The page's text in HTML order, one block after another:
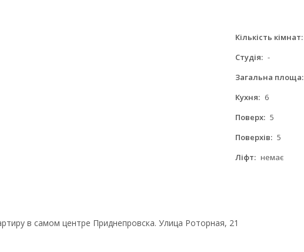
Кількість кімнат:
Студія: -
Загальна площа:
Кухня: 6
Поверх: 5
Поверхів: 5
Ліфт: немає
в самом центре Приднепровска. Улица Роторная, 21